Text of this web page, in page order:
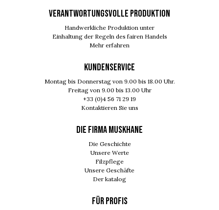
VERANTWORTUNGSVOLLE PRODUKTION
Handwerkliche Produktion unter
Einhaltung der Regeln des fairen Handels
Mehr erfahren
KUNDENSERVICE
Montag bis Donnerstag von 9.00 bis 18.00 Uhr.
Freitag von 9.00 bis 13.00 Uhr
+33 (0)4 56 71 29 19
Kontaktieren Sie uns
DIE FIRMA MUSKHANE
Die Geschichte
Unsere Werte
Filzpflege
Unsere Geschäfte
Der katalog
FÜR PROFIS